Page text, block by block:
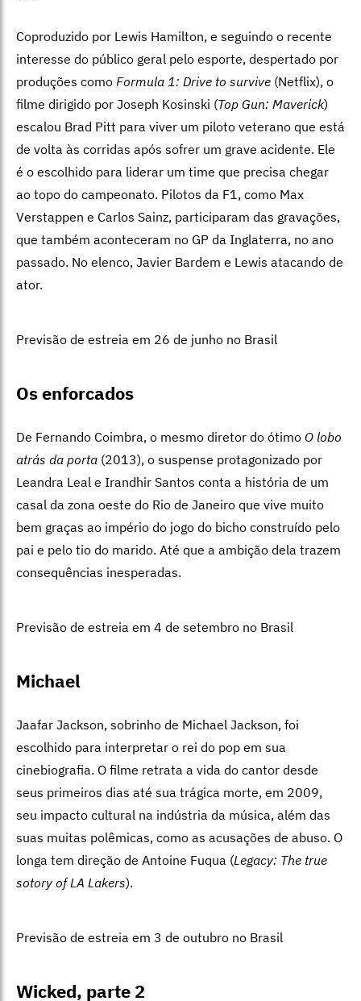
Coproduzido por Lewis Hamilton, e seguindo o recente
interesse do público geral pelo esporte, despertado por
produções como Formula 1: Drive to survive (Netflix), o
filme dirigido por Joseph Kosinski (Top Gun: Maverick)
escalou Brad Pitt para viver um piloto veterano que está
de volta às corridas após sofrer um grave acidente. Ele
é o escolhido para liderar um time que precisa chegar
ao topo do campeonato. Pilotos da F1, como Max
Verstappen e Carlos Sainz, participaram das gravações,
que também aconteceram no GP da Inglaterra, no ano
passado. No elenco, Javier Bardem e Lewis atacando de
ator.
Previsão de estreia em 26 de junho no Brasil
Os enforcados
De Fernando Coimbra, o mesmo diretor do ótimo O lobo
atrás da porta (2013), o suspense protagonizado por
Leandra Leal e Irandhir Santos conta a história de um
casal da zona oeste do Rio de Janeiro que vive muito
bem graças ao império do jogo do bicho construído pelo
pai e pelo tio do marido. Até que a ambição dela trazem
consequências inesperadas.
Previsão de estreia em 4 de setembro no Brasil
Michael
Jaafar Jackson, sobrinho de Michael Jackson, foi
escolhido para interpretar o rei do pop em sua
cinebiografia. O filme retrata a vida do cantor desde
seus primeiros dias até sua trágica morte, em 2009,
seu impacto cultural na indústria da música, além das
suas muitas polêmicas, como as acusações de abuso. O
longa tem direção de Antoine Fuqua (Legacy: The true
sotory of LA Lakers).
Previsão de estreia em 3 de outubro no Brasil
Wicked, parte 2